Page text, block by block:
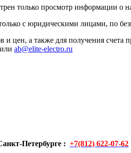
только просмотр информации о
с юридическими лицами, по
и цен, а также для получения
или ab@elite-electro.ru
Петербурге : +7(812) 622-07-62